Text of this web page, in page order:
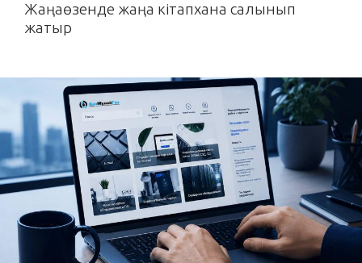
Жаңаөзенде жаңа кітапхана салынып
жатыр